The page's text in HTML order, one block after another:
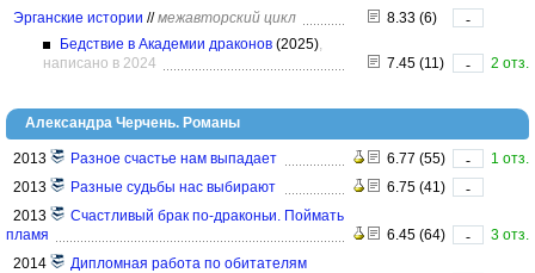
Эрганские истории // межавторский цикл 8.33 (6)
-
Бедствие в Академии драконов (2025),
написано в 2024
7.45 (11) - 2 отз.
Александра Черчень. Романы
2013 Разное счастье нам выпадает 6.77 (55) -
1 отз.
2013
Разные судьбы нас выбирают 6.75 (41)
-
2013
Счастливый брак по-драконьи. Поймать
пламя
6.45 (64) -
3 отз.
2014
Дипломная работа по обитателям